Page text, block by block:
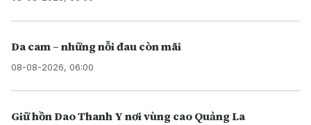
Da cam – những nỗi đau còn mãi
08-08-2026, 06:00
Giữ hồn Dao Thanh Y nơi vùng cao Quảng La